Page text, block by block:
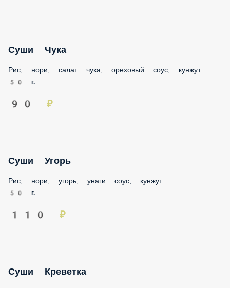
Суши Чука
Рис, нори, салат чука, ореховый соус, кунжут
50 г.
90 ₽
Суши Угорь
Рис, нори, угорь, унаги соус, кунжут
50 г.
110 ₽
Суши Креветка